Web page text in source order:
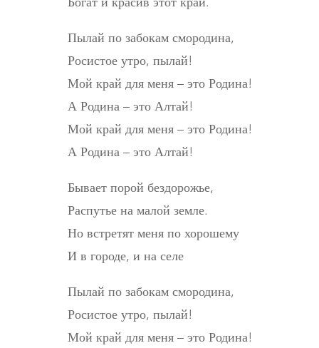
Пылай по забокам смородина,
Росистое утро, пылай!
Мой край для меня – это Родина!
А Родина – это Алтай!
Мой край для меня – это Родина!
А Родина – это Алтай!
Бывает порой бездорожье,
Распутье на малой земле.
Но встретят меня по хорошему
И в городе, и на селе
Пылай по забокам смородина,
Росистое утро, пылай!
Мой край для меня – это Родина!